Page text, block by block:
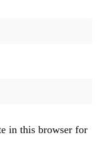
in this browser for